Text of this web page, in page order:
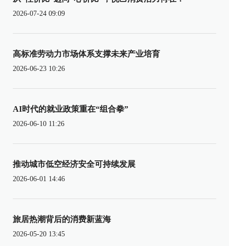
2026-07-24 09:09
高标准劳动力市场体系支撑未来产业培育
2026-06-23 10:26
AI时代的就业政策重在“组合拳”
2026-06-10 11:26
推动城市低空经济安全可持续发展
2026-06-01 14:46
旅居热潮背后的消费新蓝海
2026-05-20 13:45